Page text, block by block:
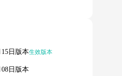
15日版本生效版本
08日版本